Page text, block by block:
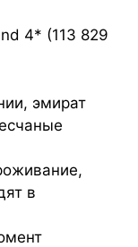
4* (113 829
эмират
в